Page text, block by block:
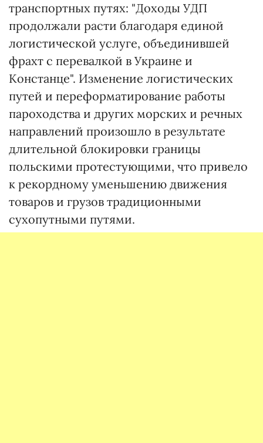
транспортных путях: "Доходы УДП
продолжали расти благодаря единой
логистической услуге, объединившей
фрахт с перевалкой в Украине и
Констанце". Изменение логистических
путей и переформатирование работы
пароходства и других морских и речных
направлений произошло в результате
длительной блокировки границы
польскими протестующими, что привело
к рекордному уменьшению движения
товаров и грузов традиционными
сухопутными путями.